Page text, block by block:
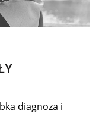
diagnoza i